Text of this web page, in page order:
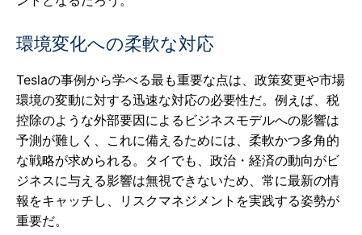
環境変化への柔軟な対応
Teslaの事例から学べる最も重要な点は、政策変更や市場
環境の変動に対する迅速な対応の必要性だ。例えば、税
控除のような外部要因によるビジネスモデルへの影響は
予測が難しく、これに備えるためには、柔軟かつ多角的
な戦略が求められる。タイでも、政治・経済の動向がビ
ジネスに与える影響は無視できないため、常に最新の情
報をキャッチし、リスクマネジメントを実践する姿勢が
重要だ。